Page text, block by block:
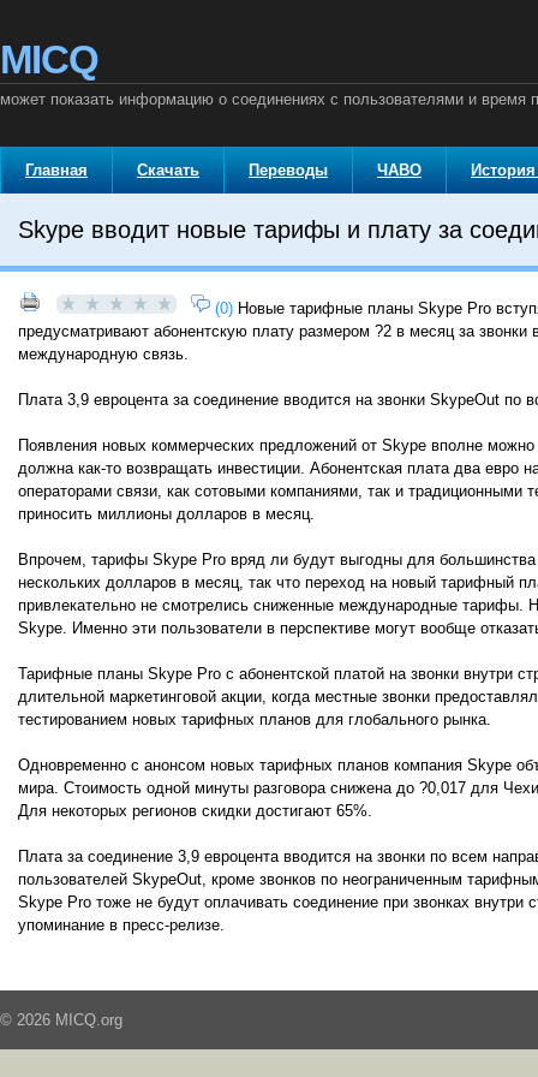
MICQ
может показать информацию о соединениях с пользователями и время
Главная Скачать Переводы ЧАВО
Skype вводит новые тарифы и плату за
(0) Новые тарифные планы Skype Pro
предусматривают абонентскую плату размером ?2 в месяц за
международную связь.
Плата 3,9 евроцента за соединение вводится на звонки SkypeOut по
Появления новых коммерческих предложений от Skype вполне
должна как-то возвращать инвестиции. Абонентская плата два евро
операторами связи, как сотовыми компаниями, так и
приносить миллионы долларов в месяц.
Впрочем, тарифы Skype Pro вряд ли будут выгодны для
нескольких долларов в месяц, так что переход на новый тарифный
привлекательно не смотрелись сниженные международные
Skype. Именно эти пользователи в перспективе могут вообще
Тарифные планы Skype Pro с абонентской платой на звонки внутри
длительной маркетинговой акции, когда местные звонки
тестированием новых тарифных планов для глобального рынка.
Одновременно с анонсом новых тарифных планов компания Skype
мира. Стоимость одной минуты разговора снижена до ?0,017 для
Для некоторых регионов скидки достигают 65%.
Плата за соединение 3,9 евроцента вводится на звонки по всем
пользователей SkypeOut, кроме звонков по неограниченным
Skype Pro тоже не будут оплачивать соединение при звонках
упоминание в пресс-релизе.
© 2026 MICQ.org